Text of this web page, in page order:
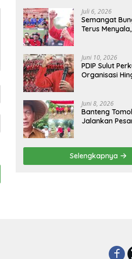
Juli 6, 2026
Semangat
Terus
Juni 10, 2026
PDIP Sulut
Organisasi
Juni 8, 2026
Banteng
Jalankan
Pangan
Selengkapnya